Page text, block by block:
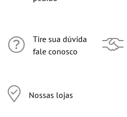
Tire sua dúvida
fale conosco
Nossas lojas